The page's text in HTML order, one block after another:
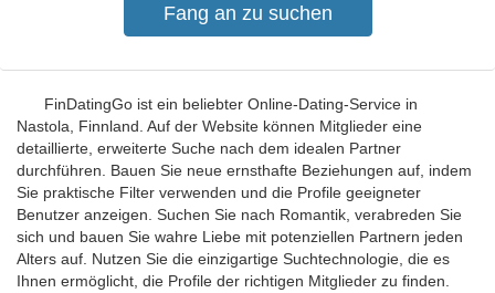
FinDatingGo ist ein beliebter Online-Dating-Service in
Nastola, Finnland. Auf der Website können Mitglieder eine
detaillierte, erweiterte Suche nach dem idealen Partner
durchführen. Bauen Sie neue ernsthafte Beziehungen auf, indem
Sie praktische Filter verwenden und die Profile geeigneter
Benutzer anzeigen. Suchen Sie nach Romantik, verabreden Sie
sich und bauen Sie wahre Liebe mit potenziellen Partnern jeden
Alters auf. Nutzen Sie die einzigartige Suchtechnologie, die es
Ihnen ermöglicht, die Profile der richtigen Mitglieder zu finden.